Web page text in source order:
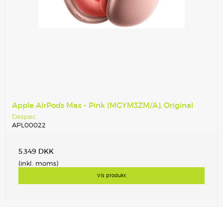
Apple AirPods Max - Pink (MGYM3ZM/A), Original
Despec
APL00022
5.349 DKK
(inkl. moms)
Vis produkt